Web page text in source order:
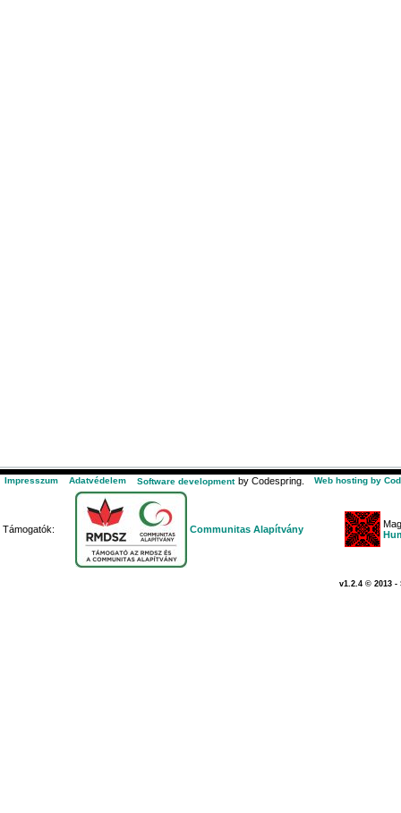
Impresszum Adatvédelem Software development by Codespring. Web hosting by
Támogatók: Communitas Alapítvány
v1.2.4 © 2013